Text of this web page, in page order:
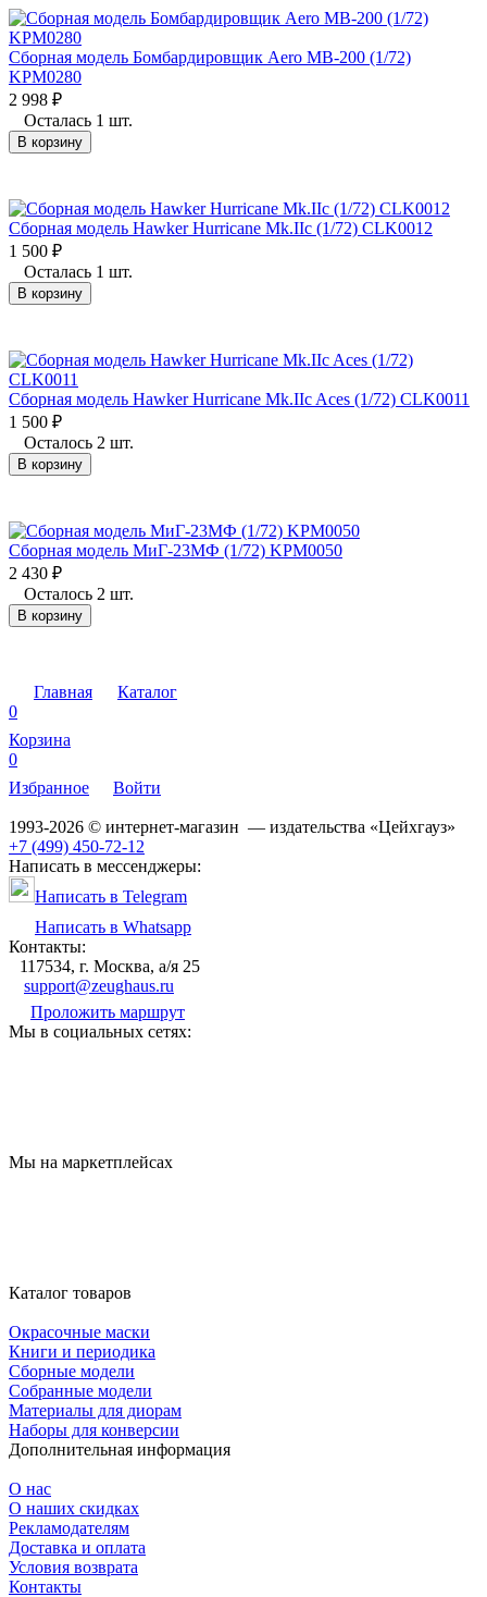
Сборная модель Бомбардировщик Aero MB-200 (1/72)
KPM0280
2 998 ₽
Осталась 1 шт.
В корзину
Сборная модель Hawker Hurricane Mk.IIc (1/72) CLK0012
1 500 ₽
Осталась 1 шт.
В корзину
Сборная модель Hawker Hurricane Mk.IIc Aces (1/72) CLK0011
1 500 ₽
Осталось 2 шт.
В корзину
Сборная модель МиГ-23МФ (1/72) KPM0050
2 430 ₽
Осталось 2 шт.
В корзину
Главная
Каталог
0
Корзина
0
Избранное
Войти
1993-2026 © интернет-магазин — издательства «Цейхгауз»
+7 (499) 450-72-12
Написать в мессенджеры:
Написать в Telegram
Написать в Whatsapp
Контакты:
117534, г. Москва, а/я 25
support@zeughaus.ru
Проложить маршрут
Мы в социальных сетях:
Мы на маркетплейсах
Каталог товаров
Окрасочные маски
Книги и периодика
Сборные модели
Собранные модели
Материалы для диорам
Наборы для конверсии
Дополнительная информация
О нас
О наших скидках
Рекламодателям
Доставка и оплата
Условия возврата
Контакты